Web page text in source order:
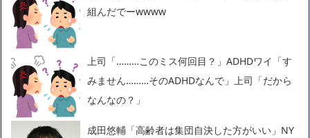
組んだでーwwww
上司「………このミス何回目？」ADHDワイ「す
みません………そのADHDなんで」上司「だから
なんなの？」
成田悠輔「高齢者は集団自決した方がいい」NY